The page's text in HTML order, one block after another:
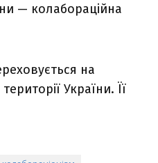
— колабораційна
на
України. Її